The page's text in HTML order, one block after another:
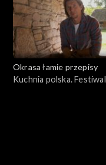
Okrasa łamie przepisy
Kuchnia polska. Festiwal